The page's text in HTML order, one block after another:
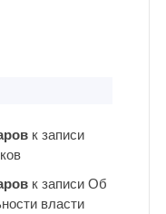
к записи
к записиОб
власти